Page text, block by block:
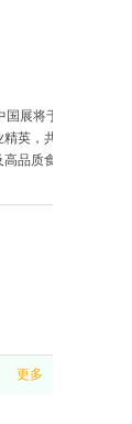
展将于
英，共
品质食
更多